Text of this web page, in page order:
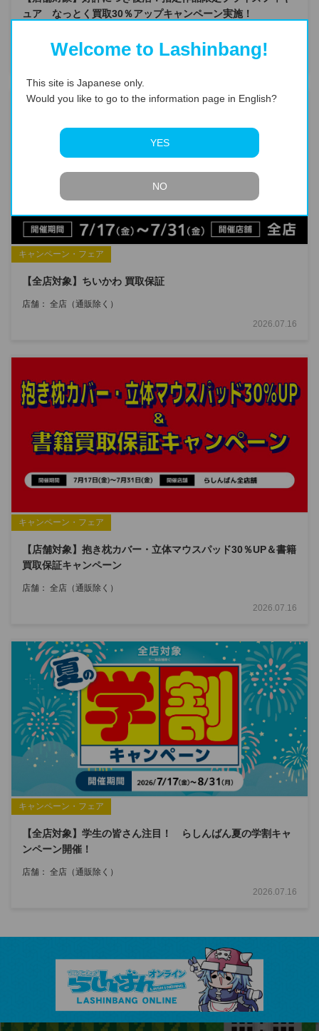
ュア なっとく買取30％アップキャンペーン実施！
2026.07.16
キャンペーン・フェア
【全店対象】ちいかわ 買取保証
店舗： 全店（通販除く）
2026.07.16
キャンペーン・フェア
【店舗対象】抱き枕カバー・立体マウスパッド30％UP＆書籍
買取保証キャンペーン
店舗： 全店（通販除く）
2026.07.16
キャンペーン・フェア
【全店対象】学生の皆さん注目！ らしんばん夏の学割キャ
ンペーン開催！
店舗： 全店（通販除く）
2026.07.16
Welcome to Lashinbang!
This site is Japanese only.
Would you like to go to the information page in English?
YES
NO